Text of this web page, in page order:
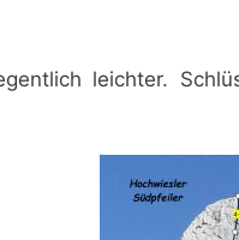
leichter.